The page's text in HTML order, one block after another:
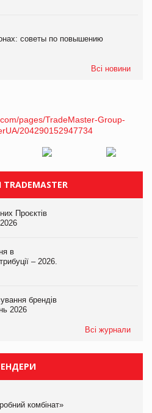
советы по повышению
Всі новини
Проєктів
в
– 2026.
брендів
2026
Всі журнали
комбінат»